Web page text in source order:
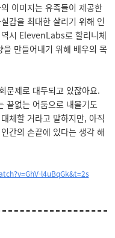
이미지는 유족들이 제공한
감을 최대한 살리기 위해 인
시 ElevenLabs로 할리니체
만들어내기 위해 배우의 목
문제로 대두되고 있잖아요.
끝없는 어둠으로 내몰기도
체할 거라고 말하지만, 아직
간의 손끝에 있다는 생각 해
l4uBqGk&t=2s